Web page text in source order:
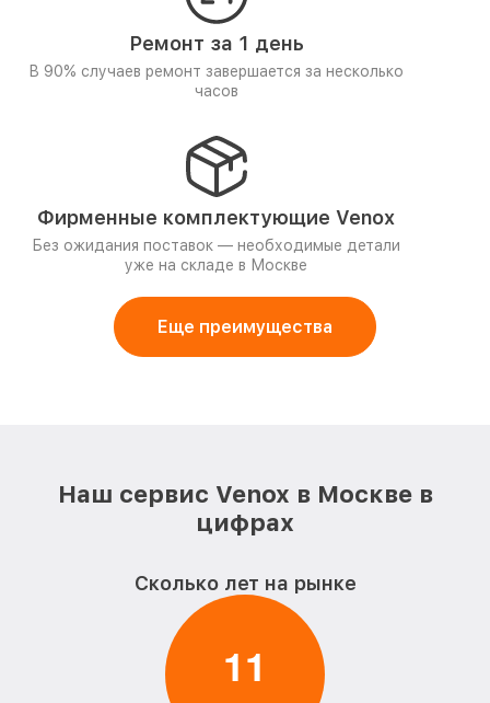
Ремонт за 1 день
В 90% случаев ремонт завершается за несколько
часов
Фирменные комплектующие Venox
Без ожидания поставок — необходимые детали
уже на складе в Москве
Еще преимущества
Наш сервис Venox в Москве в
цифрах
Сколько лет на рынке
11